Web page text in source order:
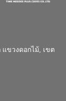
ขวงดอกไม้, เขต